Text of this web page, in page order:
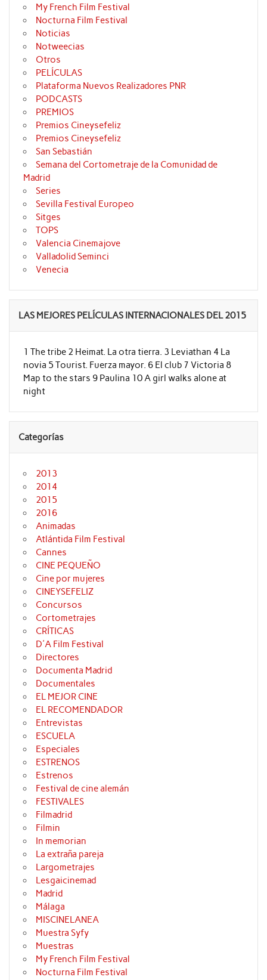
My French Film Festival
Nocturna Film Festival
Noticias
Notweecias
Otros
PELÍCULAS
Plataforma Nuevos Realizadores PNR
PODCASTS
PREMIOS
Premios Cineysefeliz
Premios Cineysefeliz
San Sebastián
Semana del Cortometraje de la Comunidad de
Madrid
Series
Sevilla Festival Europeo
Sitges
TOPS
Valencia Cinemajove
Valladolid Seminci
Venecia
LAS MEJORES PELÍCULAS INTERNACIONALES DEL 2015
1 The tribe 2 Heimat. La otra tierra. 3 Leviathan 4 La
novia 5 Tourist. Fuerza mayor. 6 El club 7 Victoria 8
Map to the stars 9 Paulina 10 A girl walks alone at
night
Categorías
2013
2014
2015
2016
Animadas
Atlántida Film Festival
Cannes
CINE PEQUEÑO
Cine por mujeres
CINEYSEFELIZ
Concursos
Cortometrajes
CRÍTICAS
D'A Film Festival
Directores
Documenta Madrid
Documentales
EL MEJOR CINE
EL RECOMENDADOR
Entrevistas
ESCUELA
Especiales
ESTRENOS
Estrenos
Festival de cine alemán
FESTIVALES
Filmadrid
Filmin
In memorian
La extraña pareja
Largometrajes
Lesgaicinemad
Madrid
Málaga
MISCINELANEA
Muestra Syfy
Muestras
My French Film Festival
Nocturna Film Festival